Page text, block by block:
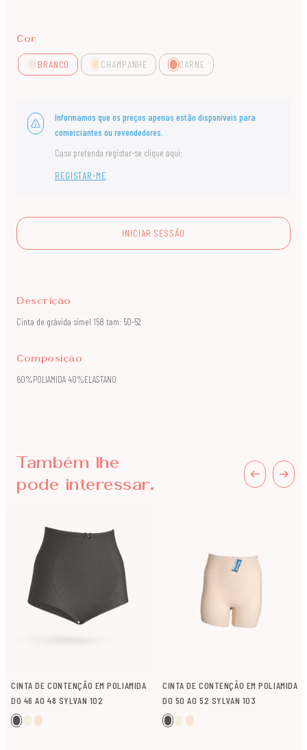
Cor
BRANCO CHAMPANHE CARNE
Informamos que os preços apenas estão disponíveis para
comerciantes ou revendedores.
Caso pretenda registar-se clique aqui:
REGISTAR-ME
INICIAR SESSÃO
Descrição
Cinta de grávida simel 158 tam: 50-52
Composição
60%POLIAMIDA 40%ELASTANO
Também lhe
pode interessar.
CINTA DE CONTENÇÃO EM POLIAMIDA
DO 46 AO 48 SYLVAN 102
CINTA DE CONTENÇÃO EM POLIAMIDA
DO 50 AO 52 SYLVAN 103